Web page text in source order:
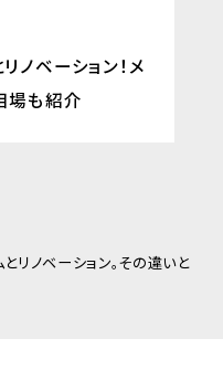
ノベーション！メ
場も紹介
とリノベーション。その違いと